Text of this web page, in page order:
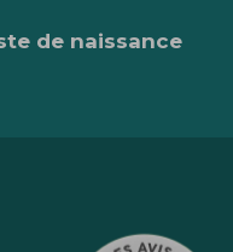
de naissance